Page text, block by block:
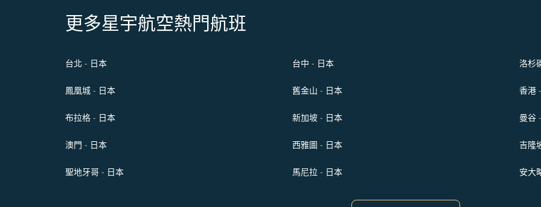
更多星宇航空熱門航班
台北 - 日本 台中 - 日本 洛杉
鳳凰城 - 日本 舊金山 - 日本 香港
布拉格 - 日本 新加坡 - 日本 曼谷
澳門 - 日本 西雅圖 - 日本 吉隆
聖地牙哥 - 日本 馬尼拉 - 日本 安大